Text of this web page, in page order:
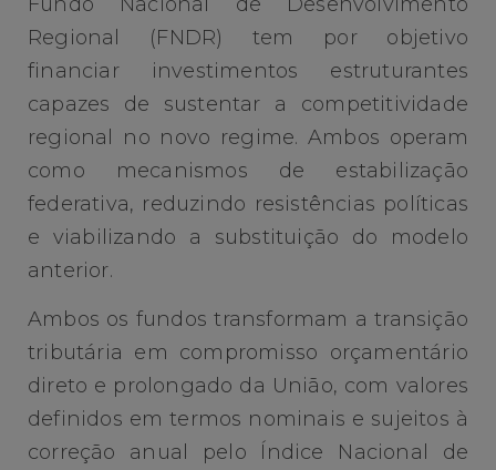
Regional (FNDR) tem por objetivo
financiar investimentos estruturantes
capazes de sustentar a competitividade
regional no novo regime. Ambos operam
como mecanismos de estabilização
federativa, reduzindo resistências políticas
e viabilizando a substituição do modelo
anterior.
Ambos os fundos transformam a transição
tributária em compromisso orçamentário
direto e prolongado da União, com valores
definidos em termos nominais e sujeitos à
correção anual pelo Índice Nacional de